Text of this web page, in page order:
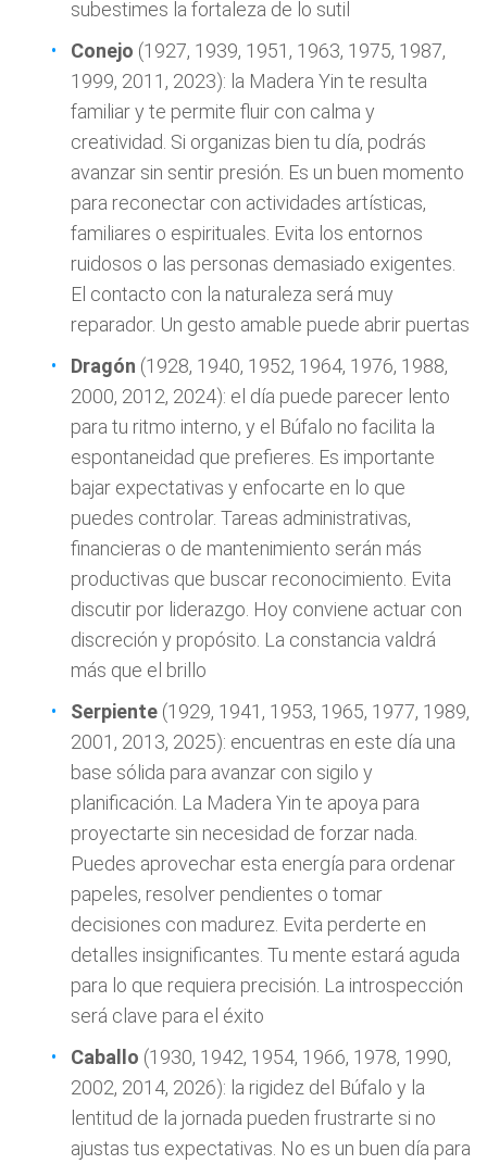
subestimes la fortaleza de lo sutil
Conejo (1927, 1939, 1951, 1963, 1975, 1987,
1999, 2011, 2023): la Madera Yin te resulta
familiar y te permite fluir con calma y
creatividad. Si organizas bien tu día, podrás
avanzar sin sentir presión. Es un buen momento
para reconectar con actividades artísticas,
familiares o espirituales. Evita los entornos
ruidosos o las personas demasiado exigentes.
El contacto con la naturaleza será muy
reparador. Un gesto amable puede abrir puertas
Dragón (1928, 1940, 1952, 1964, 1976, 1988,
2000, 2012, 2024): el día puede parecer lento
para tu ritmo interno, y el Búfalo no facilita la
espontaneidad que prefieres. Es importante
bajar expectativas y enfocarte en lo que
puedes controlar. Tareas administrativas,
financieras o de mantenimiento serán más
productivas que buscar reconocimiento. Evita
discutir por liderazgo. Hoy conviene actuar con
discreción y propósito. La constancia valdrá
más que el brillo
Serpiente (1929, 1941, 1953, 1965, 1977, 1989,
2001, 2013, 2025): encuentras en este día una
base sólida para avanzar con sigilo y
planificación. La Madera Yin te apoya para
proyectarte sin necesidad de forzar nada.
Puedes aprovechar esta energía para ordenar
papeles, resolver pendientes o tomar
decisiones con madurez. Evita perderte en
detalles insignificantes. Tu mente estará aguda
para lo que requiera precisión. La introspección
será clave para el éxito
Caballo (1930, 1942, 1954, 1966, 1978, 1990,
2002, 2014, 2026): la rigidez del Búfalo y la
lentitud de la jornada pueden frustrarte si no
ajustas tus expectativas. No es un buen día para